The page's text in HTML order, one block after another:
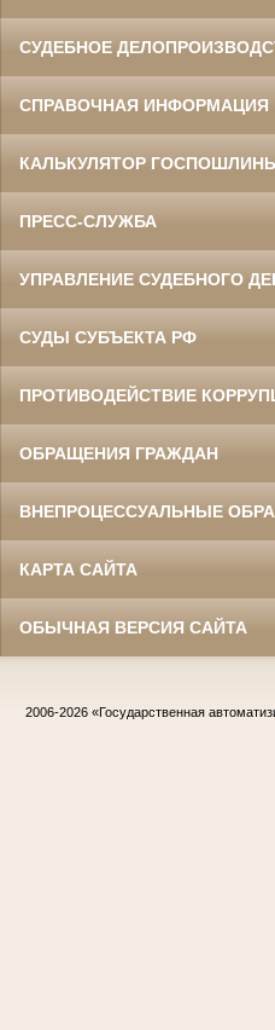
СУДЕБНОЕ
СПРАВОЧНАЯ ИНФОРМАЦИЯ
КАЛЬКУЛЯТОР
ПРЕСС-СЛУЖБА
УПРАВЛЕНИЕ СУДЕБНОГО
СУДЫ СУБЪЕКТА РФ
ПРОТИВОДЕЙСТВИЕ
ОБРАЩЕНИЯ ГРАЖДАН
ВНЕПРОЦЕССУАЛЬНЫЕ
КАРТА САЙТА
ОБЫЧНАЯ ВЕРСИЯ САЙТА
2006-2026 «Государственная